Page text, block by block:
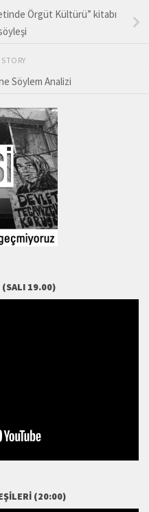
Örgüt Kültürü” kitabı
Söylem Analizi
(SALI 19.00)
(20:00)